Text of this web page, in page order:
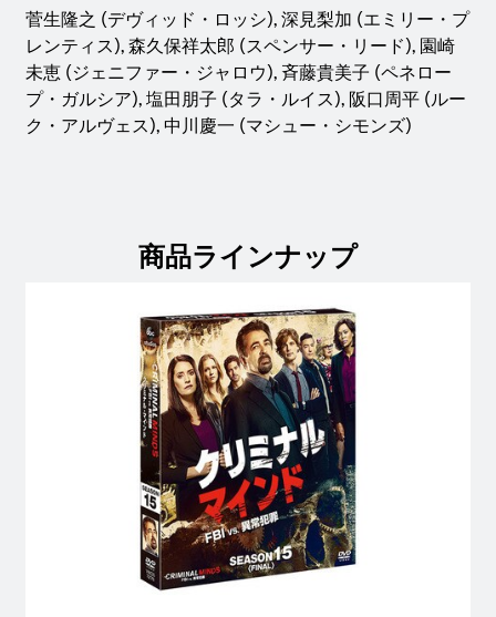
菅生隆之 (デヴィッド・ロッシ), 深見梨加 (エミリー・プ
レンティス), 森久保祥太郎 (スペンサー・リード), 園崎
未恵 (ジェニファー・ジャロウ), 斉藤貴美子 (ペネロー
プ・ガルシア), 塩田朋子 (タラ・ルイス), 阪口周平 (ルー
ク・アルヴェス), 中川慶一 (マシュー・シモンズ)
商品ラインナップ